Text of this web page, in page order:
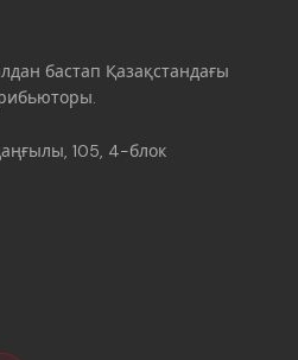
бастап Қазақстандағы
105, 4-блок